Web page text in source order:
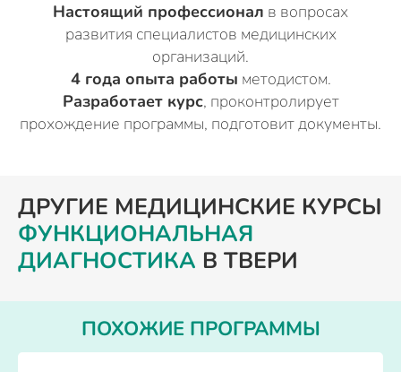
Настоящий профессионал в вопросах
развития специалистов медицинских
организаций.
4 года опыта работы методистом.
Разработает курс, проконтролирует
прохождение программы, подготовит документы.
ДРУГИЕ МЕДИЦИНСКИЕ КУРСЫ
ФУНКЦИОНАЛЬНАЯ
ДИАГНОСТИКА В ТВЕРИ
ПОХОЖИЕ ПРОГРАММЫ